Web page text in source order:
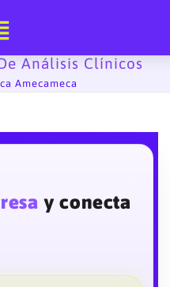
Análisis Clínicos
Amecameca
y conecta